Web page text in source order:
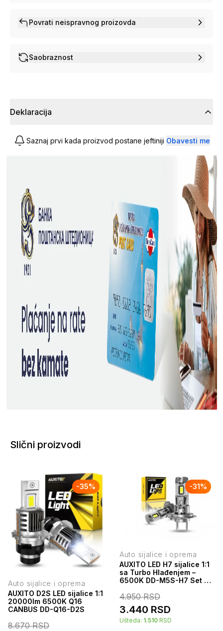
Povrati neispravnog proizovda
Saobraznost
Deklaracija
Saznaj prvi kada proizvod postane jeftiniji Obavesti me
Slični proizvodi
-35%
Auto sijalice i oprema
AUXITO D2S LED sijalice 1:1
20000lm 6500K Q16
CANBUS DD-Q16-D2S
8.670RSD
-31%
Auto sijalice i oprema
AUXITO LED H7 sijalice 1:1
sa Turbo Hlađenjem –
6500K DD-M5S-H7 Set 2
4.950RSD
3.440 RSD
Ušteda: 1.510 RSD